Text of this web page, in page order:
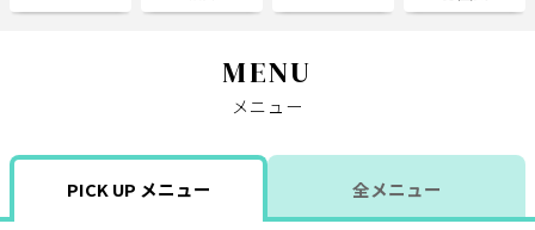
よくある質問
利用規約
MENU
メニュー
PICK UP メニュー 全メニュー